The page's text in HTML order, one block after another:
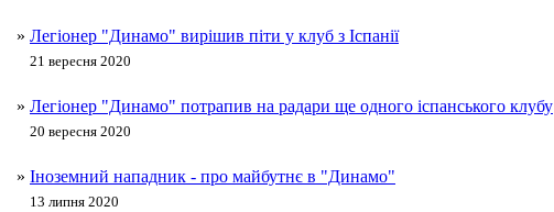
» Легіонер "Динамо" вирішив піти у клуб з Іспанії
21 вересня 2020
» Легіонер "Динамо" потрапив на радари ще одного іспанського клубу
20 вересня 2020
» Іноземний нападник - про майбутнє в "Динамо"
13 липня 2020